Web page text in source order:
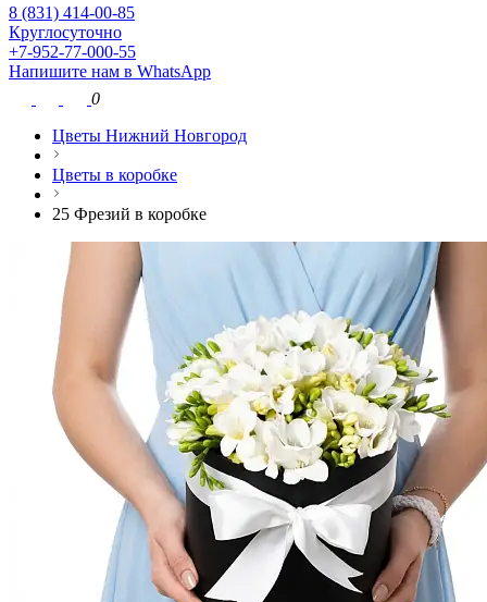
8 (831) 414-00-85
Круглосуточно
+7-952-77-000-55
Напишите нам в WhatsApp
0
Цветы Нижний Новгород
Цветы в коробке
25 Фрезий в коробке